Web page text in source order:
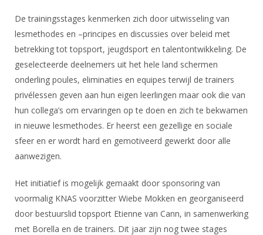
Bondsbureau
Medewerkers
Samenwerking
Formulieren
Alle Verenigingen
Nieuws
Verenigingsondersteuning
Witte Vlekkenplan
Oprichting Vereniging
Wedstrijdkalender
KNAS Keurmerk
NK's
JPT
JEC
Veteranenwedstrijden
Wedstrijdorganisatie
Nieuws
Aanvragen van scheidsrechters
Scheidsrechterslijst
Internationale aanmeldingen
Leraar
Voor scheidsrechters
Nieuws
Scheidsrechterslijst
Scheidsrechter Documentatie
Opleidingen
Archief
Infotheek
De trainingsstages kenmerken zich door uitwisseling van
lesmethodes en –principes en discussies over beleid met
betrekking tot topsport, jeugdsport en talentontwikkeling. De
geselecteerde deelnemers uit het hele land schermen
onderling poules, eliminaties en equipes terwijl de trainers
privélessen geven aan hun eigen leerlingen maar ook die van
hun collega’s om ervaringen op te doen en zich te bekwamen
in nieuwe lesmethodes. Er heerst een gezellige en sociale
sfeer en er wordt hard en gemotiveerd gewerkt door alle
aanwezigen.
Het initiatief is mogelijk gemaakt door sponsoring van
voormalig KNAS voorzitter Wiebe Mokken en georganiseerd
door bestuurslid topsport Etienne van Cann, in samenwerking
met Borella en de trainers. Dit jaar zijn nog twee stages